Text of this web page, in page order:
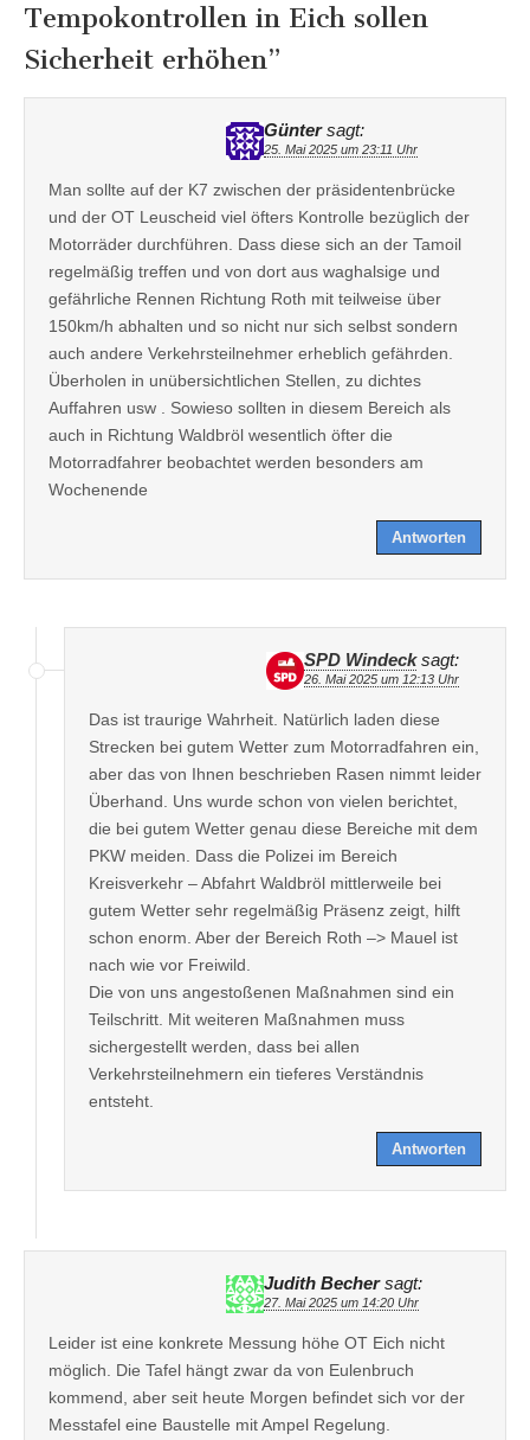
Tempokontrollen in Eich sollen
Sicherheit erhöhen”
Günter sagt:
25. Mai 2025 um 23:11 Uhr
Man sollte auf der K7 zwischen der präsidentenbrücke
und der OT Leuscheid viel öfters Kontrolle bezüglich der
Motorräder durchführen. Dass diese sich an der Tamoil
regelmäßig treffen und von dort aus waghalsige und
gefährliche Rennen Richtung Roth mit teilweise über
150km/h abhalten und so nicht nur sich selbst sondern
auch andere Verkehrsteilnehmer erheblich gefährden.
Überholen in unübersichtlichen Stellen, zu dichtes
Auffahren usw . Sowieso sollten in diesem Bereich als
auch in Richtung Waldbröl wesentlich öfter die
Motorradfahrer beobachtet werden besonders am
Wochenende
Antworten
SPD Windeck sagt:
26. Mai 2025 um 12:13 Uhr
Das ist traurige Wahrheit. Natürlich laden diese
Strecken bei gutem Wetter zum Motorradfahren ein,
aber das von Ihnen beschrieben Rasen nimmt leider
Überhand. Uns wurde schon von vielen berichtet,
die bei gutem Wetter genau diese Bereiche mit dem
PKW meiden. Dass die Polizei im Bereich
Kreisverkehr – Abfahrt Waldbröl mittlerweile bei
gutem Wetter sehr regelmäßig Präsenz zeigt, hilft
schon enorm. Aber der Bereich Roth –> Mauel ist
nach wie vor Freiwild.
Die von uns angestoßenen Maßnahmen sind ein
Teilschritt. Mit weiteren Maßnahmen muss
sichergestellt werden, dass bei allen
Verkehrsteilnehmern ein tieferes Verständnis
entsteht.
Antworten
Judith Becher sagt:
27. Mai 2025 um 14:20 Uhr
Leider ist eine konkrete Messung höhe OT Eich nicht
möglich. Die Tafel hängt zwar da von Eulenbruch
kommend, aber seit heute Morgen befindet sich vor der
Messtafel eine Baustelle mit Ampel Regelung.